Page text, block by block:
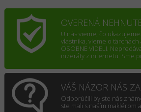
OVERENÁ
U nás vieme, čo
vlastníka, vieme o
OSOBNE VIDELI.
inzeráty z internetu. Sme
VÁŠ NÁZOR NÁS
Odporúčili by ste nás
ste mali s naším maklérom